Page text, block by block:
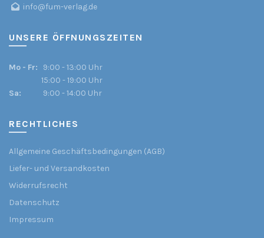
info@fum-verlag.de
UNSERE ÖFFNUNGSZEITEN
Mo - Fr:
9:00 - 13:00 Uhr
15:00 - 19:00 Uhr
Sa:
9:00 - 14:00 Uhr
RECHTLICHES
Allgemeine Geschäftsbedingungen (AGB)
Liefer- und Versandkosten
Widerrufsrecht
Datenschutz
Impressum